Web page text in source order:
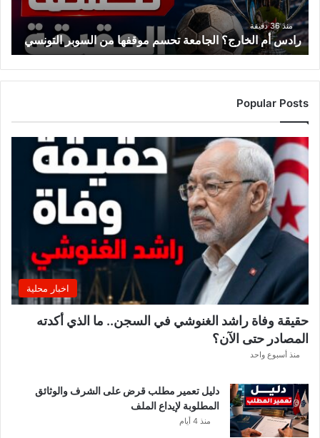
ل
خ
ا
ر
ج
؟
ا
ا
ة
ت
س
م
و
ق
ه
ا
ل
س
و
منذ 36 دقيقة
رادس أم الخارج؟ الجامعة تحسم موقفها من السوبر التونسي
Popular Posts
اخبار محلية
حقيقة وفاة راشد الغنوشي في السجن.. ما الذي أكدته
المصادر حتى الآن؟
منذ أسبوع واحد
دليل تعمير مطلب قرض على الشرف والوثائق
المطلوبة لإيداع الملف
منذ 4 أيام